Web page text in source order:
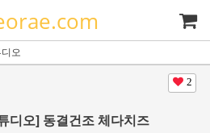
오
2
디오] 동결건조 체다치즈